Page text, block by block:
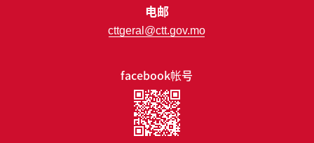
facebook帐号
电邮
cttgeral@ctt.gov.mo